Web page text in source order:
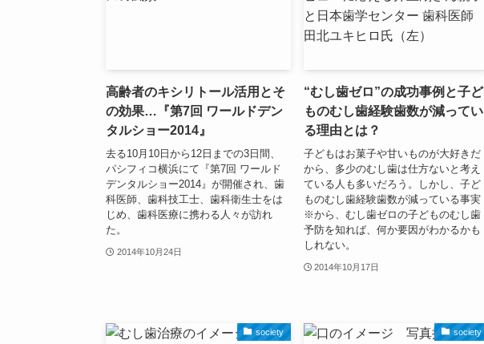
高齢者のキシリトール活用とそ
の効果…『第7回 ワールドデン
タルショー2014』
去る10月10日から12日までの3日間、
パシフィコ横浜にて『第7回 ワールド
デンタルショー2014』が開催され、歯
科医師、歯科技工士、歯科衛生士をは
じめ、歯科医療に携わる人々が訪れ
た。
2014年10月24日
“むし歯ゼロ”の成功事例と子ど
ものむし歯経験歯数が減ってい
る理由とは？
子どもはお菓子や甘いものが大好きだ
から、多少のむし歯は仕方ないと考え
ている人も多いだろう。しかし、子ど
ものむし歯経験歯数が減っている事実
※から、むし歯ゼロの子どものむし歯
予防を知れば、何か要因がわかるかも
しれない。
2014年10月17日
society society